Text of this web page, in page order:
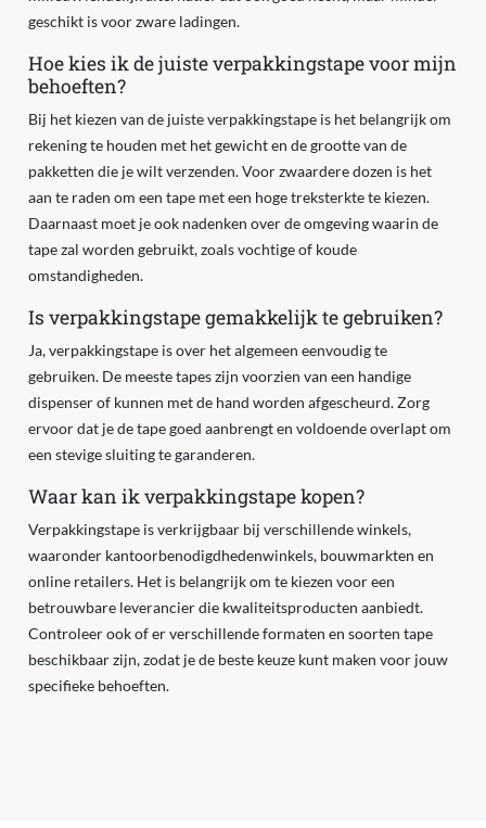
geschikt is voor zware ladingen.
Hoe kies ik de juiste verpakkingstape voor mijn
behoeften?
Bij het kiezen van de juiste verpakkingstape is het belangrijk om
rekening te houden met het gewicht en de grootte van de
pakketten die je wilt verzenden. Voor zwaardere dozen is het
aan te raden om een tape met een hoge treksterkte te kiezen.
Daarnaast moet je ook nadenken over de omgeving waarin de
tape zal worden gebruikt, zoals vochtige of koude
omstandigheden.
Is verpakkingstape gemakkelijk te gebruiken?
Ja, verpakkingstape is over het algemeen eenvoudig te
gebruiken. De meeste tapes zijn voorzien van een handige
dispenser of kunnen met de hand worden afgescheurd. Zorg
ervoor dat je de tape goed aanbrengt en voldoende overlapt om
een stevige sluiting te garanderen.
Waar kan ik verpakkingstape kopen?
Verpakkingstape is verkrijgbaar bij verschillende winkels,
waaronder kantoorbenodigdhedenwinkels, bouwmarkten en
online retailers. Het is belangrijk om te kiezen voor een
betrouwbare leverancier die kwaliteitsproducten aanbiedt.
Controleer ook of er verschillende formaten en soorten tape
beschikbaar zijn, zodat je de beste keuze kunt maken voor jouw
specifieke behoeften.